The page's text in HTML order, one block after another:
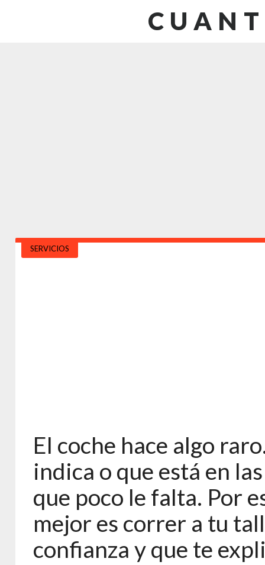
SERVICIOS
El coche hace algo
indica o que está en
que poco le falta. Por
mejor es correr a tu
confianza y que te